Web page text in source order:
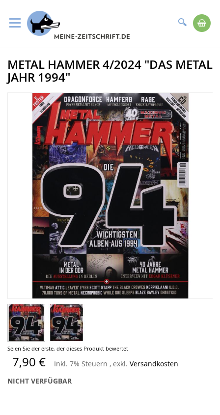
Suche
zum
Inhalt
Seien Sie der erste, der dieses Produkt bewertet
7,90 € Inkl. 7% Steuern , exkl. Versandkosten
NICHT VERFÜGBAR
Zum
Ende
der
Bildergalerie
springen
METAL HAMMER 4/2024 "DAS METAL
JAHR 1994"
Zum
Anfang
der
Bildergalerie
springen